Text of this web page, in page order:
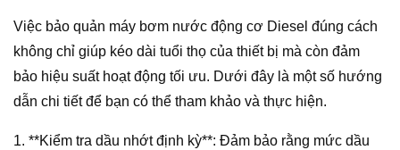
Việc bảo quản máy bơm nước động cơ Diesel đúng cách
không chỉ giúp kéo dài tuổi thọ của thiết bị mà còn đảm
bảo hiệu suất hoạt động tối ưu. Dưới đây là một số hướng
dẫn chi tiết để bạn có thể tham khảo và thực hiện.
1. **Kiểm tra dầu nhớt định kỳ**: Đảm bảo rằng mức dầu